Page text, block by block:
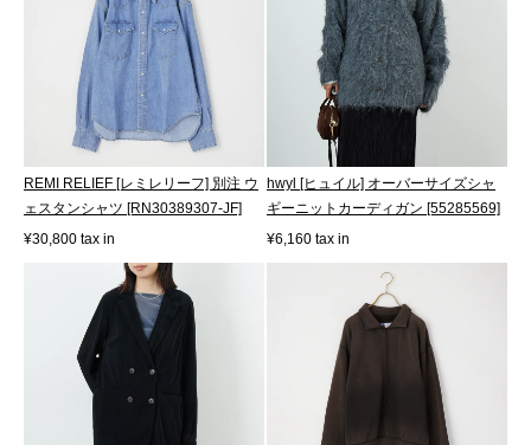
REMI RELIEF [レミレリーフ] 別注 ウ
ェスタンシャツ [RN30389307-JF]
¥30,800 tax in
hwyl [ヒュイル] オーバーサイズシャ
ギーニットカーディガン [55285569]
¥6,160 tax in